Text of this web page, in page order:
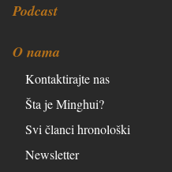
Podcast
O nama
Kontaktirajte nas
Šta je Minghui?
Svi članci hronološki
Newsletter